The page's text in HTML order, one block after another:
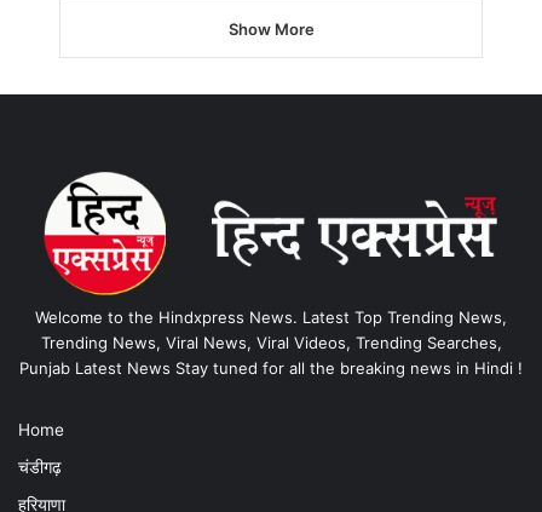
Show More
Welcome to the Hindxpress News. Latest Top Trending News,
Trending News, Viral News, Viral Videos, Trending Searches,
Punjab Latest News Stay tuned for all the breaking news in Hindi !
Home
चंडीगढ़
हरियाणा